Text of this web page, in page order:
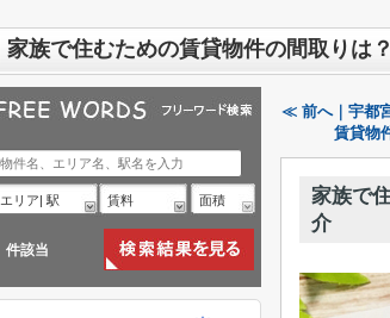
家族で住むための賃貸物件の間取りは
≪ 前へ｜宇都
賃貸物
家族で
介
エリア| 駅 賃料 面積
件該当